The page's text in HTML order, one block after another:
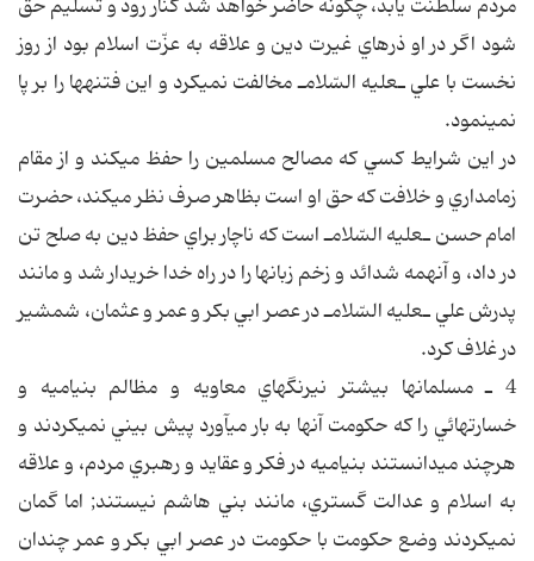
مردم سلطنت يابد، چگونه حاضر خواهد شد كنار رود و تسليم حق
شود اگر در او ذره‎اي غيرت دين و علاقه به عزّت اسلام بود از روز
نخست با علي ـ‎عليه السّلام‎ـ مخالفت نمي‎كرد و اين فتنه‎ها را بر پا
نمي‎نمود.
در اين شرايط كسي كه مصالح مسلمين را حفظ مي‎كند و از مقام
زمامداري و خلافت كه حق او است بظاهر صرف نظر مي‎كند، حضرت
امام حسن ـ‎عليه السّلام‎ـ است كه ناچار براي حفظ دين به صلح تن
در داد، و آنهمه شدائد و زخم زبانها را در راه خدا خريدار شد و مانند
پدرش علي ـ‎عليه السّلام‎ـ در عصر ابي بكر و عمر و عثمان، شمشير
در غلاف كرد.
4 ـ مسلمانها بيشتر نيرنگهاي معاويه و مظالم بني‎اميه و
خسارتهائي را كه حكومت آنها به بار مي‎آورد پيش بيني نمي‎كردند و
هرچند مي‎دانستند بني‎اميه در فكر و عقايد و رهبري مردم، و علاقه
به اسلام و عدالت گستري، مانند بني هاشم نيستند; اما گمان
نمي‎كردند وضع حكومت با حكومت در عصر ابي بكر و عمر چندان